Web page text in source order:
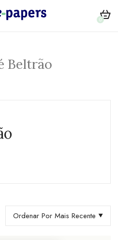
0
Beltrão
Ordenar Por Mais Recente